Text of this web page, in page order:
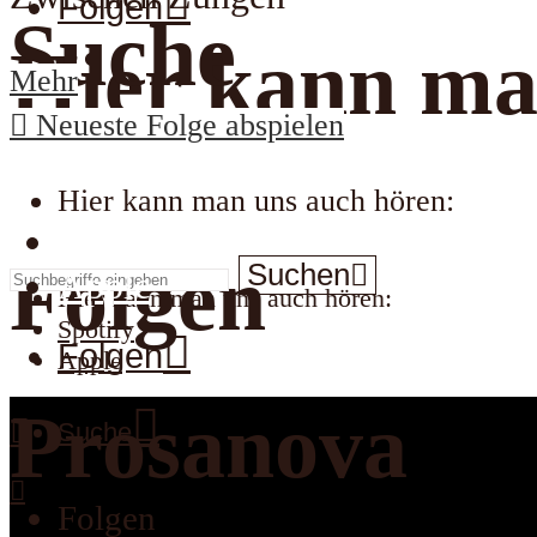
Hier kann
Hier kann man uns auch hören:
Spotify
Apple
Suche
Folgen
Folgen
Suche
Suchen
Folgen
Mehr
Neueste Folge abspielen
Hier kann man uns auch hören:
Apple
Prosanova